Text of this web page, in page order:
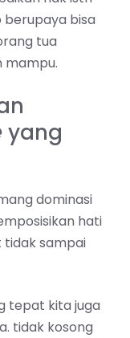
berupaya bisa
tua
mampu.
yang
dominasi
hati
sampai
tepat kita juga
tidak kosong